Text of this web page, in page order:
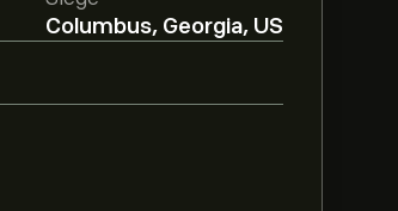
Columbus, Georgia, US